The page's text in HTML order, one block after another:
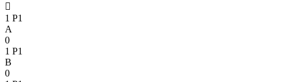

1 P1
A
0
1 P1
B
0